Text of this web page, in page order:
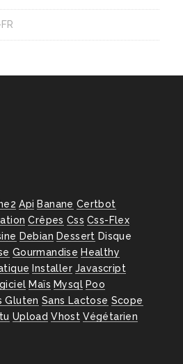
Api Banane Certbot
Crêpes Css Css-Flex
Debian Dessert Disque
Gourmandise Healthy
Installer Javascript
Maïs Mysql Poo
Gluten Sans Lactose Scope
Upload Vhost Végétarien